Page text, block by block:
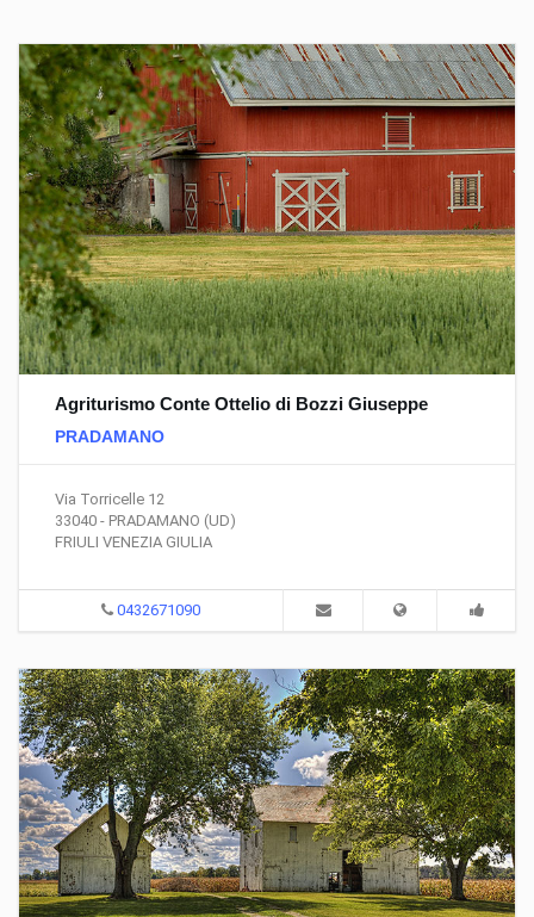
Agriturismo Conte Ottelio di Bozzi Giuseppe
PRADAMANO
Via Torricelle 12
33040 - PRADAMANO (UD)
FRIULI VENEZIA GIULIA
0432671090